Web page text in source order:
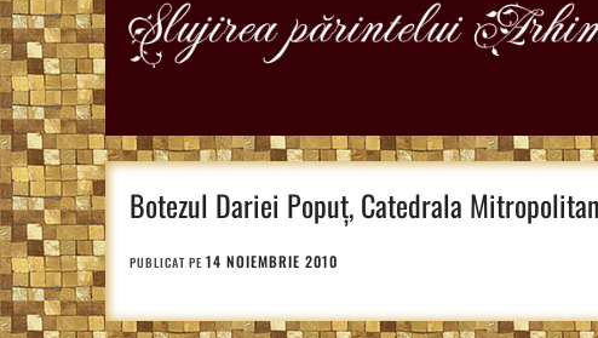
Botezul Dariei Popuț, Catedrala
PUBLICAT PE 14 NOIEMBRIE 2010